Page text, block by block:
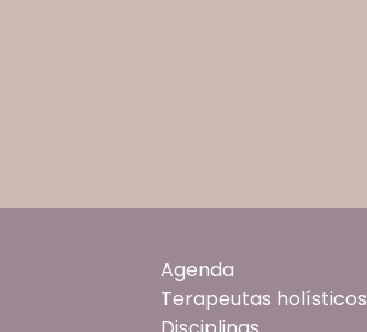
Agenda
Terapeutas holísticos